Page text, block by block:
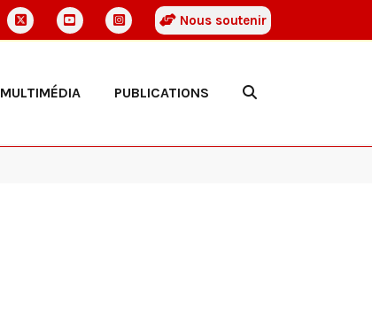
Nous soutenir
MULTIMÉDIA PUBLICATIONS